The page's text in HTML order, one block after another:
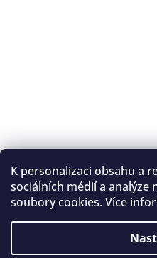
K personalizaci obsahu a
sociálních médií a analýze
soubory cookies. Více
Sledovat na
Registrace na lukostřelbu
Český